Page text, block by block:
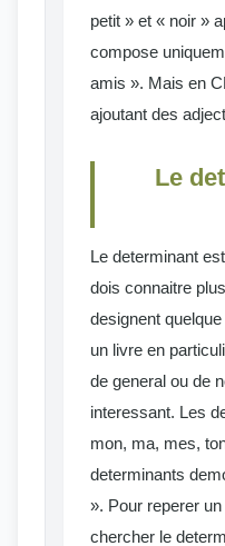
petit » et « noir »
compose
amis ». Mais en
ajoutant des
Le
Le determinant
dois connaitre
designent
un livre en
de general ou de
interessant. Les
mon, ma, mes,
determinants
». Pour reperer
chercher le